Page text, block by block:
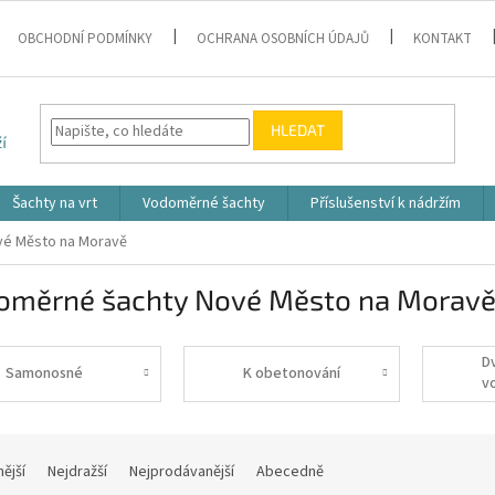
OBCHODNÍ PODMÍNKY OCHRANA OSOBNÍCH ÚDAJŮ KONTAKT
HLEDAT
Šachty na vrt Vodoměrné šachty Příslušenství k nádržím
Město na Moravě
šachty Nové Město na Moravě
Samonosné K obetonování
Nejdražší Nejprodávanější Abecedně